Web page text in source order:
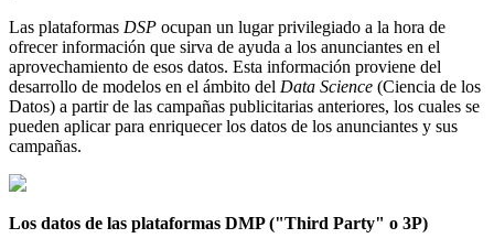
Las plataformas DSP ocupan un lugar privilegiado a la hora de
ofrecer información que sirva de ayuda a los anunciantes en el
aprovechamiento de esos datos. Esta información proviene del
desarrollo de modelos en el ámbito del Data Science (Ciencia de los
Datos) a partir de las campañas publicitarias anteriores, los cuales se
pueden aplicar para enriquecer los datos de los anunciantes y sus
campañas.
Los datos de las plataformas DMP ("Third Party" o 3P)